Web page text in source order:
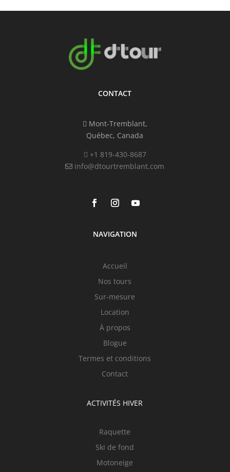
CONTACT
Mont-Tremblant,
Québec, Canada
+1 819-430-8687
info@dtourtremblant.com
NAVIGATION
Accueil
Nos tours
Sur-mesure
Location
À propos
Blogue
Termes et conditions
Contact
ACTIVITÉS HIVER
Raquette
Ski de fond
Motoneige